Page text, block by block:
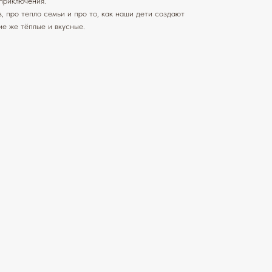
про тепло семьи и про то, как наши дети создают
же тёплые и вкусные.